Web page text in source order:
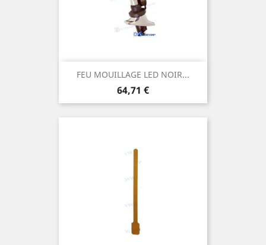
FEU MOUILLAGE LED NOIR...
Prix
64,71 €